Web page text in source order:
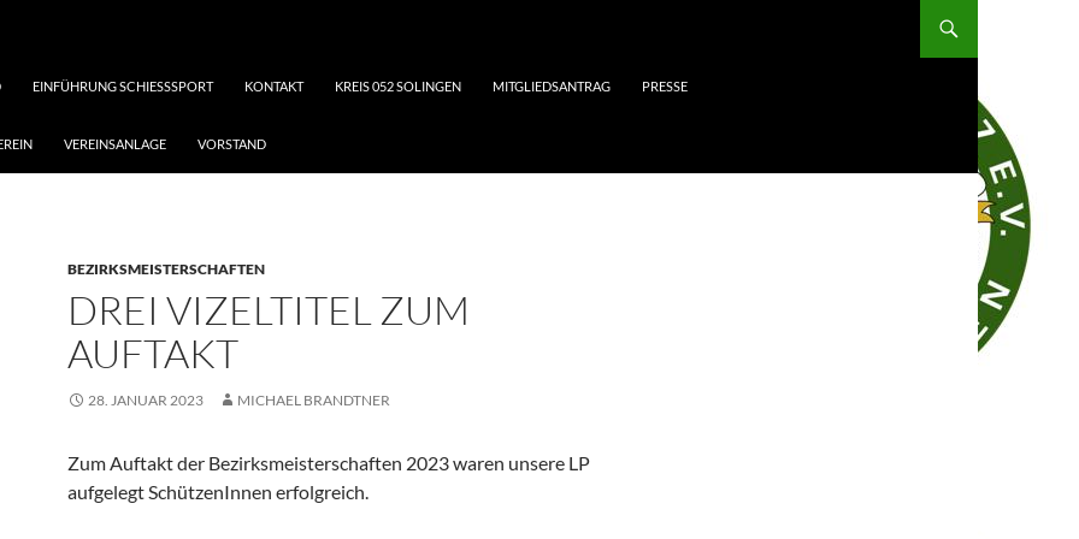
EINFÜHRUNG SCHIESSSPORT KONTAKT KREIS 052 SOLINGEN MITGLIEDSANTRAG PRESSE
VEREINSANLAGE VORSTAND
BEZIRKSMEISTERSCHAFTEN
DREI VIZELTITEL ZUM
AUFTAKT
28. JANUAR 2023 MICHAEL BRANDTNER
Zum Auftakt der Bezirksmeisterschaften 2023 waren unsere LP
aufgelegt SchützenInnen erfolgreich.